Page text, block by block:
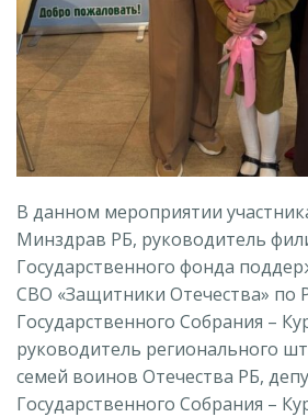
В данном мероприятии
Минздрав РБ, руководитель
Государственного фонда
СВО «Защитники Отечества» по
Государственного Собрания –
руководитель регионального
семей воинов Отечества РБ,
Государственного Собрания –